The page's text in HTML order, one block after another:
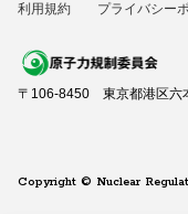
利用規約 プライバシー
〒106-8450 東京都港区六
Copyright © Nuclear